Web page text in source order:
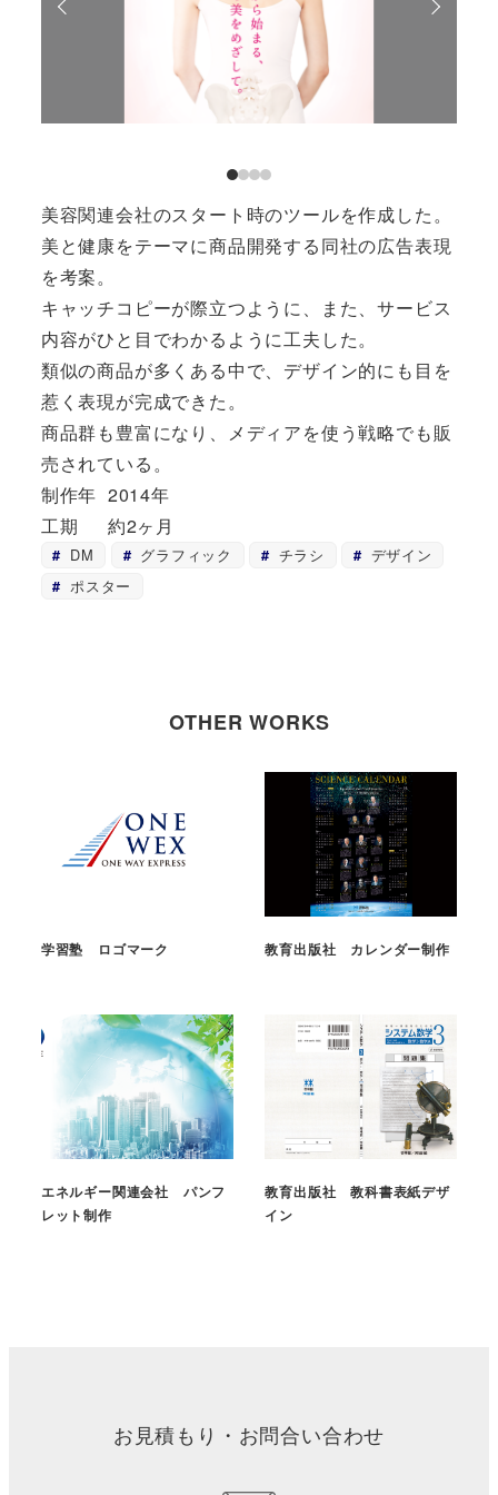
美容関連会社のスタート時のツールを作成した。
美と健康をテーマに商品開発する同社の広告表現
を考案。
キャッチコピーが際立つように、また、サービス
内容がひと目でわかるように工夫した。
類似の商品が多くある中で、デザイン的にも目を
惹く表現が完成できた。
商品群も豊富になり、メディアを使う戦略でも販
売されている。
制作年 2014年
工期
約2ヶ月
DM グラフィック チラシ
デザイン
ポスター
OTHER WORKS
学習塾 ロゴマーク 教育出版社 カレンダー制作
エネルギー関連会社 パンフ
レット制作
教育出版社 教科書表紙デザ
イン
お見積もり・お問合い合わせ